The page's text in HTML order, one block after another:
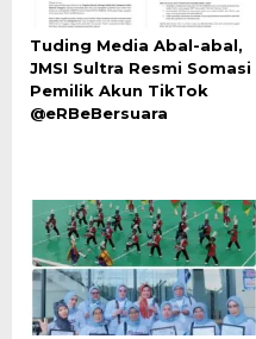
Tuding Media Abal-abal,
JMSI Sultra Resmi Somasi
Pemilik Akun TikTok
@eRBeBersuara